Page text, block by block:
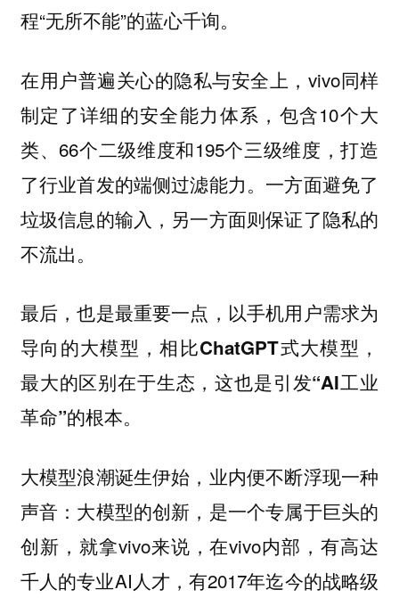
程“无所不能”的蓝心千询。
在用户普遍关心的隐私与安全上， vivo同样
制定了详细的安全能力体系，包含10个大
类、66个二级维度和195个三级维度，打造
了行业首发的端侧过滤能力。一方面避免了
垃圾信息的输入，另一方面则保证了隐私的
不流出。
最后，也是最重要一点，以手机用户需求为
导向的大模型，相比ChatGPT式大模型，
最大的区别在于生态 ，这也是引发“AI工业
革命”的根本。
大模型浪潮诞生伊始，业内便不断浮现一种
声音：大模型的创新，是一个专属于巨头的
创新，就拿vivo来说，在vivo内部，有高达
千人的专业AI人才，有2017年迄今的战略级